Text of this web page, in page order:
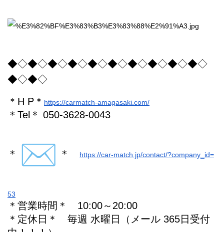
◆◇◆◇◆◇◆◇◆◇◆◇◆◇◆◇◆◇◆◇
◆◇◆◇
＊H P＊ https://carmatch-amagasaki.com/
＊Tel＊ 050-3628-0043
＊ ＊ https://car-match.jp/contact/?company_id=
53
＊営業時間＊ 10:00～20:00
＊定休日＊ 毎週 水曜日（メール 365日受付